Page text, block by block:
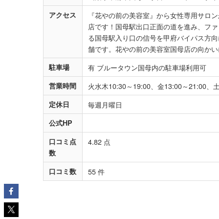
アクセス
『花やの前の美容室』から女性専用サロ
店です！国母駅出口正面の道を進み、フ
る国母駅入り口の信号を甲府バイパス方
舗です。花やの前の美容室国母店の向かい
駐車場 有 ブルータウン国母内の駐車場利用可
営業時間 火水木10:30～19:00、金13:00～21:00、
定休日 毎週月曜日
公式HP
口コミ点
数
4.82 点
口コミ数 55 件